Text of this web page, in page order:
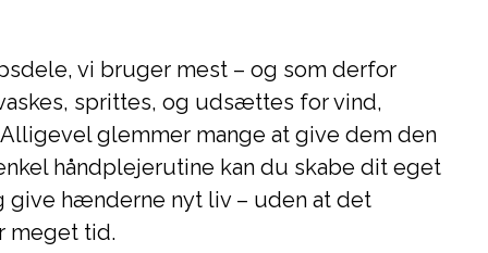
vi bruger mest – og som derfor
sprittes, og udsættes for vind,
glemmer mange at give dem den
håndplejerutine kan du skabe dit eget
give hænderne nyt liv – uden at det
meget tid.